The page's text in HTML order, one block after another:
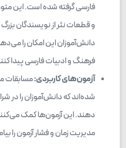
فارسی گرفته شده است. این
و قطعات نثر از نویسندگان
دانش‌آموزان این امکان را
فرهنگ و ادبیات فارسی پیدا
آزمون‌های کاربردی:مسابقات
شده‌اند که دانش‌آموزان را در
دهند. این آزمون‌ها کمک
مدیریت زمان و فشار آزمون را